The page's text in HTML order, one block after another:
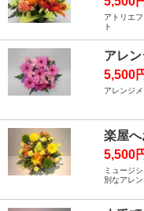
アトリエ
ト
アレ
5,500
アレンジメ
楽屋へ
5,500
ミュージ
別なアレン